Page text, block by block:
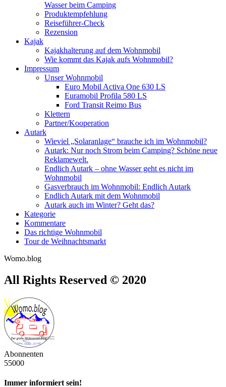
Wasser beim Camping
Produktempfehlung
Reiseführer-Check
Rezension
Kajak
Kajakhalterung auf dem Wohnmobil
Wie kommt das Kajak aufs Wohnmobil?
Impressum
Unser Wohnmobil
Euro Mobil Activa One 630 LS
Euramobil Profila 580 LS
Ford Transit Reimo Bus
Klettern
Partner/Kooperation
Autark
Wieviel „Solaranlage“ brauche ich im Wohnmobil?
Autark: Nur noch Strom beim Camping? Schöne neue
Reklamewelt.
Endlich Autark – ohne Wasser geht es nicht im
Wohnmobil
Gasverbrauch im Wohnmobil: Endlich Autark
Endlich Autark mit dem Wohnmobil
Autark auch im Winter? Geht das?
Kategorie
Kommentare
Das richtige Wohnmobil
Tour de Weihnachtsmarkt
Womo.blog
All Rights Reserved © 2020
Abonnenten
55000
Immer informiert sein!